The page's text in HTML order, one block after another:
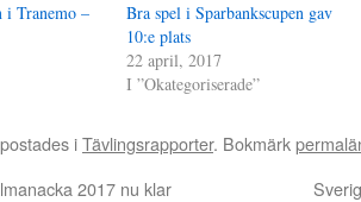
i Tranemo –
Bra spel i Sparbankscupen gav
10:e plats
22 april, 2017
I ”Okategoriserade”
iTävlingsrapporter. Bokmärk
2017 nu klar